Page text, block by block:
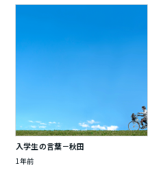
入学生の言葉－秋田
1年前